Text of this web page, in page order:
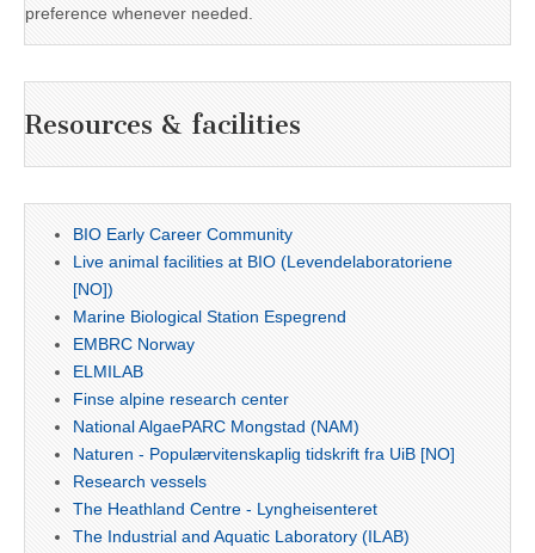
preference whenever needed.
Resources & facilities
BIO Early Career Community
Live animal facilities at BIO (Levendelaboratoriene
[NO])
Marine Biological Station Espegrend
EMBRC Norway
ELMILAB
Finse alpine research center
National AlgaePARC Mongstad (NAM)
Naturen - Populærvitenskaplig tidskrift fra UiB [NO]
Research vessels
The Heathland Centre - Lyngheisenteret
The Industrial and Aquatic Laboratory (ILAB)